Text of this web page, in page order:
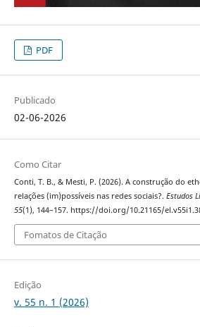
PDF
Publicado
02-06-2026
Como Citar
Conti, T. B., & Mesti, P. (2026). A construção do
relações (im)possíveis nas redes sociais?. Estudos
55(1), 144–157. https://doi.org/10.21165/
Fomatos de Citação
Edição
v. 55 n. 1 (2026)